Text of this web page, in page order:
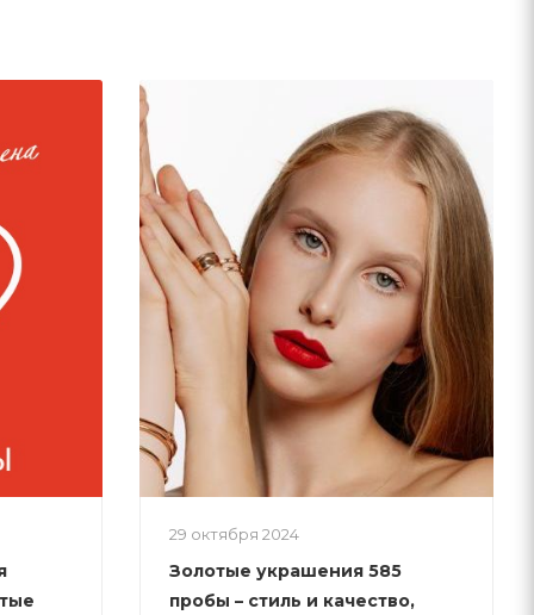
29 октября 2024
Золотые украшения 585
пробы – стиль и качество,